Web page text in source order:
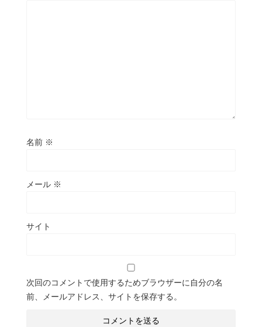
名前 ※
メール ※
サイト
次回のコメントで使用するためブラウザーに自分の名
前、メールアドレス、サイトを保存する。